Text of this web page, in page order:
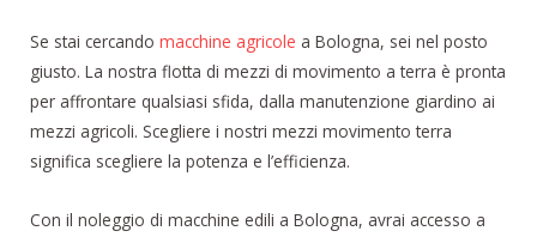
Se stai cercando macchine agricole a Bologna, sei nel posto
giusto. La nostra flotta di mezzi di movimento a terra è pronta
per affrontare qualsiasi sfida, dalla manutenzione giardino ai
mezzi agricoli. Scegliere i nostri mezzi movimento terra
significa scegliere la potenza e l’efficienza.
Con il noleggio di macchine edili a Bologna, avrai accesso a